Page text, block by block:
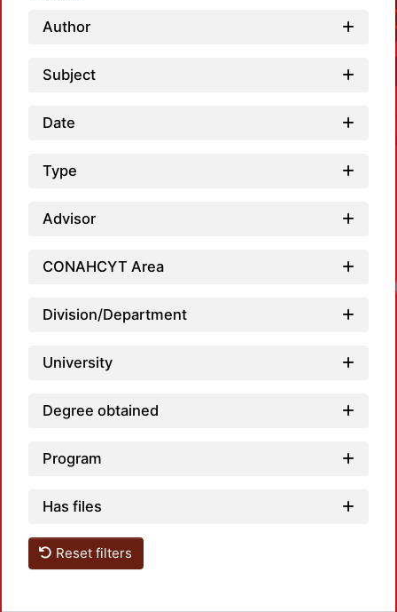
Author
Subject
Date
Type
Advisor
CONAHCYT Area
Division/Department
University
Degree obtained
Program
Has files
Reset filters